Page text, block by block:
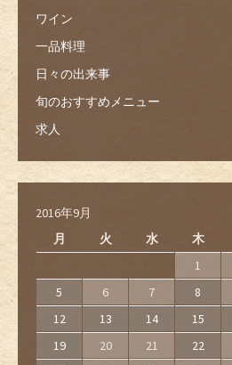
ワイン
一品料理
日々の出来事
旬のおすすめメニュー
求人
2016年9月
月
火 水 木
1
5
6 7 8
12
13 14 15
19
20 21 22